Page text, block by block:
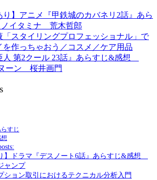
り】アニメ『甲鉄城のカバネリ2話』あら
イタミナ 荒木哲郎
「スタイリングプロフェッショナル」で
を作っちゃおう／コスメ／ケア用品
人 第2クール 23話』あらすじ&感想
ーン 桜井画門
すじ
】ドラマ『デスノート6話』あらすじ&感想
ャンプ
ション取引におけるテクニカル分析入門